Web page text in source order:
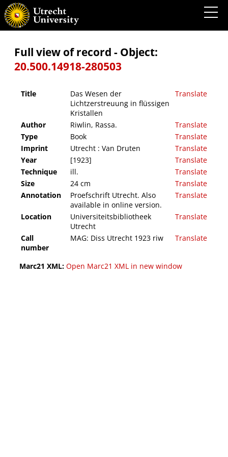
Das Wesen der Lichtzerstreuung in flüssigen Kristallen
Full view of record - Object:
20.500.14918-280503
Title
Das Wesen der
Lichtzerstreuung in flüssigen
Kristallen
Translate
Author Riwlin, Rassa.
Translate
Type
Book
Translate
Imprint
Utrecht : Van Druten
Translate
Year
[1923]
Translate
Technique
ill.
Translate
Size
24 cm
Translate
Annotation
Proefschrift Utrecht. Also
available in online version.
Translate
Location
Universiteitsbibliotheek
Utrecht
Translate
Call
number
MAG: Diss Utrecht 1923 riw Translate
Marc21 XML: Open Marc21 XML in new window